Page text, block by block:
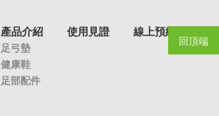
回頂端
產品介紹
足弓墊
健康鞋
足部配件
使用見證 線上預約